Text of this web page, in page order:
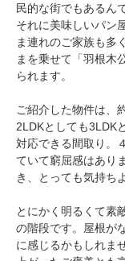
民的な街でもあるん
それに美味しいパン
ま連れのご家族も多
まを乗せて「羽根木
られます。
ご紹介した物件は、
2LDKとしても3LDK
対応できる間取り。
ていて窮屈感はあり
き、とっても気持ち
とにかく明るくて素
の階段です。屋根が
に感じるかもしれま